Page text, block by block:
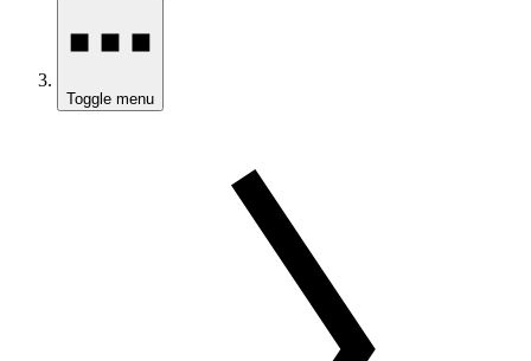
Toggle menu